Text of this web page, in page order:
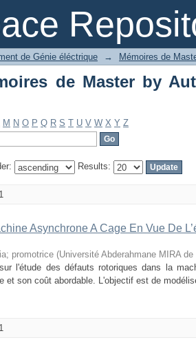
de Master by
de Génie éléctrique → Mémoires de
de Master by
M N O P Q R S T U V W X Y Z
Results:
Asynchrone A Cage En Vue De
promotrice (Université Abderahmane MIRA de
l'étude des défauts rotoriques dans la
et son coût abordable. L'objectif est de